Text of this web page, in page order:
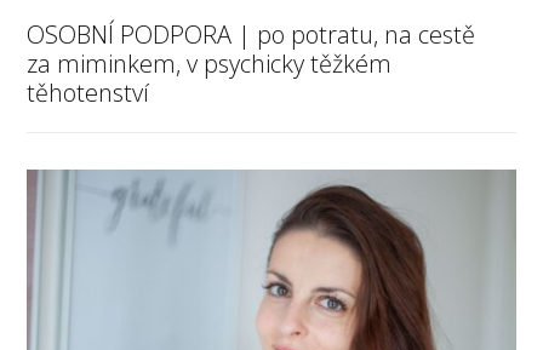
OSOBNÍ PODPORA | po potratu, na cestě
za miminkem, v psychicky těžkém
těhotenství